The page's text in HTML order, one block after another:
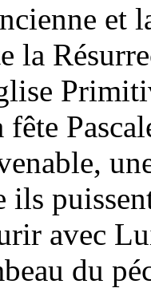
et
la
fête
ils
avec
du